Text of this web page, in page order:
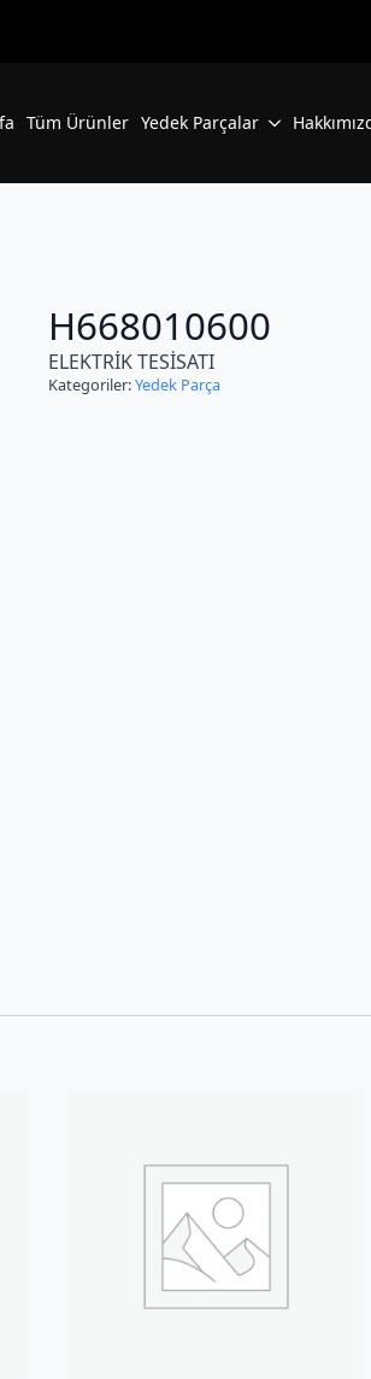
Tüm Ürünler Yedek Parçalar
H668010600
ELEKTRİK TESİSATI
Kategoriler:Yedek Parça